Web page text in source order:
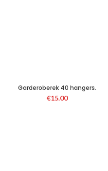
Garderoberek 40 hangers.
€15.00